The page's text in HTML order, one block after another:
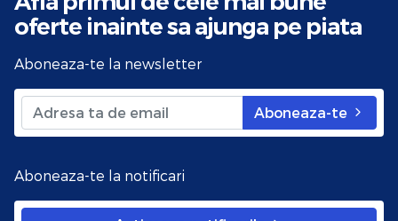
oferte inainte sa ajunga pe piata
Aboneaza-te la newsletter
Aboneaza-te
Aboneaza-te la notificari